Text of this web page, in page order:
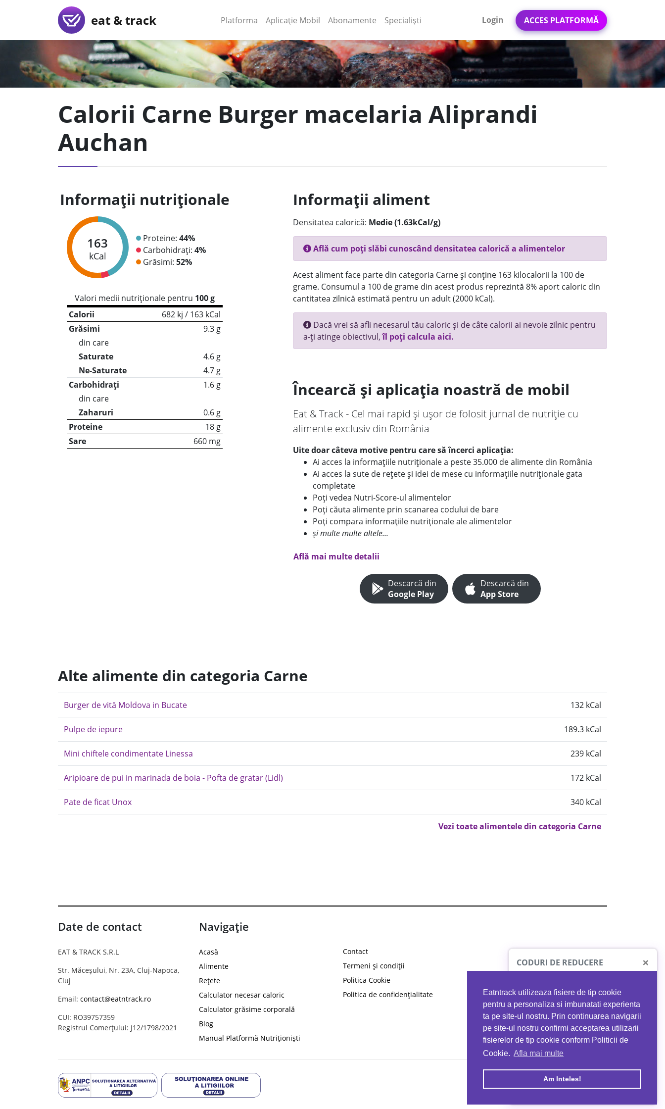
Eatntrack utilizeaza fisiere de tip cookie
pentru a personaliza si imbunatati experienta
ta pe site-ul nostru. Prin continuarea navigarii
pe site-ul nostru confirmi acceptarea utilizarii
fisierelor de tip cookie conform Politicii de
Cookie. Afla mai multe
Am Inteles!
eat & track Platforma (current)
Aplicație Mobil (current)
Abonamente Specialiști Login ACCES PLATFORMĂ
Calorii Carne Burger macelaria Aliprandi
Auchan
Informații nutriționale
163
kCal
Proteine: 44%
Carbohidrați: 4%
Grăsimi: 52%
Valori medii nutriționale pentru 100 g
Calorii
682 kj / 163 kCal
Grăsimi
9.3 g
din care
Saturate
4.6 g
Ne-Saturate
4.7 g
Carbohidrați
1.6 g
din care
Zaharuri
0.6 g
Proteine
18 g
Sare
660 mg
Informații aliment
Densitatea calorică: Medie (1.63kCal/g)
Află cum poți slăbi cunoscând densitatea calorică a alimentelor
Acest aliment face parte din categoria Carne și conține 163 kilocalorii la 100 de
grame. Consumul a 100 de grame din acest produs reprezintă 8% aport caloric din
cantitatea zilnică estimată pentru un adult (2000 kCal).
Dacă vrei să afli necesarul tău caloric și de câte calorii ai nevoie zilnic pentru
a-ți atinge obiectivul,îl poți calcula aici.
Încearcă și aplicația noastră de mobil
Eat & Track - Cel mai rapid și ușor de folosit jurnal de nutriție cu
alimente exclusiv din România
Uite doar câteva motive pentru care să încerci aplicația:
Ai acces la informațiile nutriționale a peste 35.000 de alimente din România
Ai acces la sute de rețete și idei de mese cu informațiile nutriționale gata
completate
Poți vedea Nutri-Score-ul alimentelor
Poți căuta alimente prin scanarea codului de bare
Poți compara informațiile nutriționale ale alimentelor
și multe multe altele...
Află mai multe detalii
Descarcă din
Google Play
Descarcă din
App Store
Alte alimente din categoria Carne
Burger de vită Moldova in Bucate 132 kCal
Pulpe de iepure 189.3 kCal
Mini chiftele condimentate Linessa 239 kCal
Aripioare de pui in marinada de boia - Pofta de gratar (Lidl) 172 kCal
Pate de ficat Unox 340 kCal
Vezi toate alimentele din categoria Carne
Date de contact
EAT & TRACK S.R.L
Str. Măceșului, Nr. 23A, Cluj-Napoca,
Cluj
Email: contact@eatntrack.ro
CUI: RO39757359
Registrul Comerțului: J12/1798/2021
Navigație
Acasă
Alimente
Rețete
Calculator necesar caloric
Calculator grăsime corporală
Blog
Manual Platformă Nutriționiști
Contact
Termeni și condiții
Politica Cookie
Politica de confidențialitate
CODURI DE REDUCERE ×
PROTO41
reducere la orice comandă
EATNTRACK
MYPROTEIN
Ai40%reducere la orice comandă
folosind codul EATTRACK